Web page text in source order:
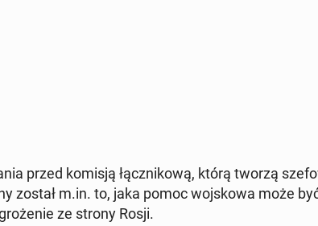
przed komisją łącz­ni­ko­wą, którą tworzą
został m.in. to, jaka pomoc woj­sko­wa może
ze strony Rosji.